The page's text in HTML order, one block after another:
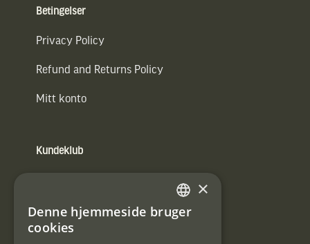
Betingelser
Privacy Policy
Refund and Returns Policy
Mitt konto
Kundeklub
E-
SWEDISH
×
Denne hjemmeside bruger
cookies